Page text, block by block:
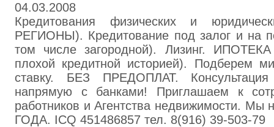
04.03.2008
Кредитования физических и
РЕГИОНЫ). Кредитование под залог и на
том числе загородной). Лизинг.
плохой кредитной историей). Подберем
ставку. БЕЗ ПРЕДОПЛАТ.
напрямую с банками! Приглашаем к
работников и Агентства недвижимости. Мы
ГОДА. ICQ 451486857 тел. 8(916) 39-503-79